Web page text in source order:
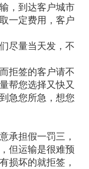
，到达客户城市
一定费用，客户
尽量当天发，不
拒签的客户请不
帮您选择又快又
急您所急，想您
承担假一罚三，
但运输是很难预
损坏的就拒签，